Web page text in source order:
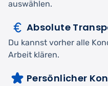
auswählen.
Absolute
Du kannst vorher alle
Arbeit klären.
Persönlicher